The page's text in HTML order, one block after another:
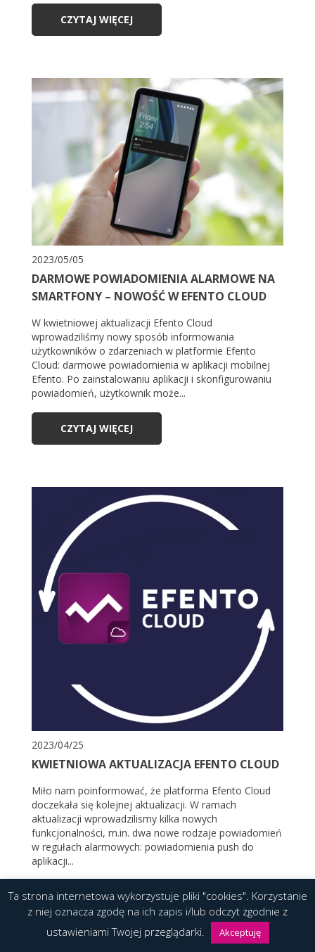
CZYTAJ WIĘCEJ
2023/05/05
DARMOWE POWIADOMIENIA ALARMOWE NA
SMARTFONY – NOWOŚĆ W EFENTO CLOUD
W kwietniowej aktualizacji Efento Cloud
wprowadziliśmy nowy sposób informowania
użytkowników o zdarzeniach w platformie Efento
Cloud: darmowe powiadomienia w aplikacji mobilnej
Efento. Po zainstalowaniu aplikacji i skonfigurowaniu
powiadomień, użytkownik może...
CZYTAJ WIĘCEJ
2023/04/25
KWIETNIOWA AKTUALIZACJA EFENTO CLOUD
Miło nam poinformować, że platforma Efento Cloud
doczekała się kolejnej aktualizacji. W ramach
aktualizacji wprowadzilismy kilka nowych
funkcjonalności, m.in. dwa nowe rodzaje powiadomień
w regułach alarmowych: powiadomienia push do
aplikacji...
CZYTAJ WIĘCEJ
Ta strona internetowa wykorzystuje pliki "cookies". Korzystanie
z niej oznacza zgodę na ich zapis i/lub odczyt zgodnie z
ustawieniami Twojej przeglądarki.
Akceptuję